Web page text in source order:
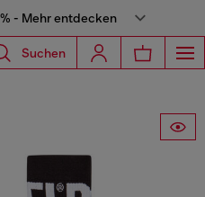
- Mehr entdecken
Suchen